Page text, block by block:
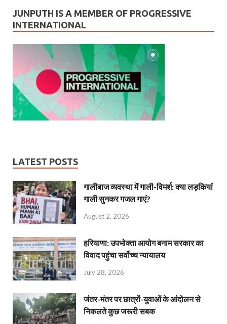
JUNPUTH IS A MEMBER OF PROGRESSIVE
INTERNATIONAL
LATEST POSTS
गालीबाज व्‍यवस्‍था में गाली-विमर्श: क्या लड़कियां
गाली सुनकर गजल गाएं?
August 2, 2026
हरियाणा: उपभोक्ता आयोग बनाम सरकार का
विवाद पहुंचा सर्वोच्च न्यायालय
July 28, 2026
जंतर-मंतर पर छात्रों-युवाओं के आंदोलन से
निकलते कुछ जरूरी सबक